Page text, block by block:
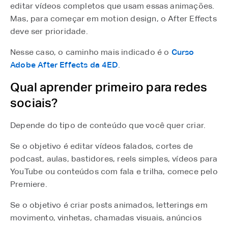
editar vídeos completos que usam essas animações.
Mas, para começar em motion design, o After Effects
deve ser prioridade.
Nesse caso, o caminho mais indicado é o Curso
Adobe After Effects da 4ED⁠.
Qual aprender primeiro para redes
sociais?
Depende do tipo de conteúdo que você quer criar.
Se o objetivo é editar vídeos falados, cortes de
podcast, aulas, bastidores, reels simples, vídeos para
YouTube ou conteúdos com fala e trilha, comece pelo
Premiere.
Se o objetivo é criar posts animados, letterings em
movimento, vinhetas, chamadas visuais, anúncios